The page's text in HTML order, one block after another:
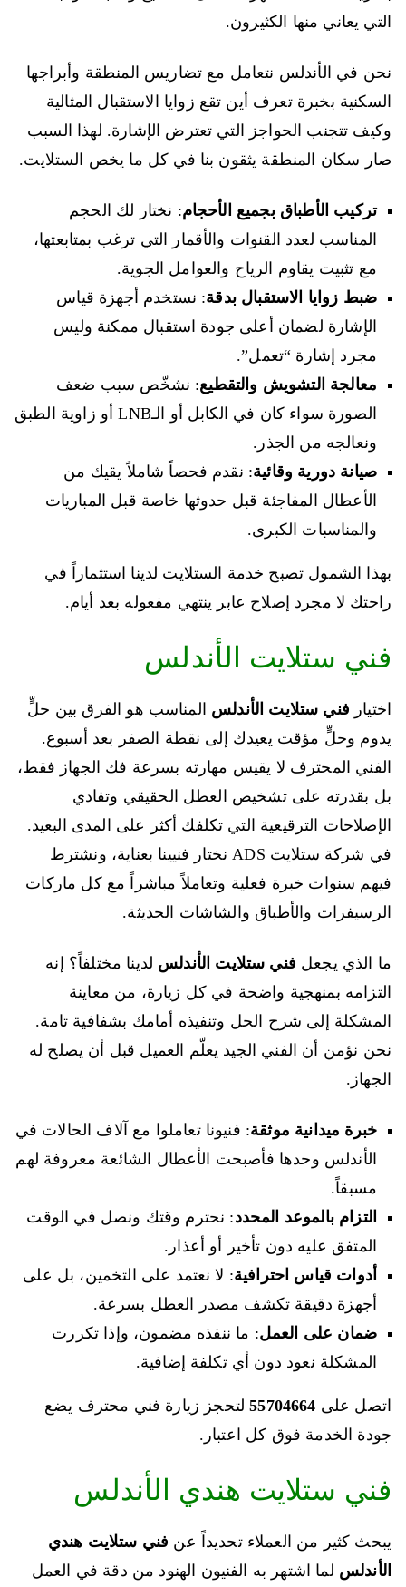
التي يعاني منها الكثيرون.
نحن في الأندلس نتعامل مع تضاريس المنطقة وأبراجها
السكنية بخبرة تعرف أين تقع زوايا الاستقبال المثالية
وكيف تتجنب الحواجز التي تعترض الإشارة. لهذا السبب
صار سكان المنطقة يثقون بنا في كل ما يخص الستلايت.
تركيب الأطباق بجميع الأحجام: نختار لك الحجم
المناسب لعدد القنوات والأقمار التي ترغب بمتابعتها،
مع تثبيت يقاوم الرياح والعوامل الجوية.
ضبط زوايا الاستقبال بدقة: نستخدم أجهزة قياس
الإشارة لضمان أعلى جودة استقبال ممكنة وليس
مجرد إشارة “تعمل”.
معالجة التشويش والتقطيع: نشخّص سبب ضعف
الصورة سواء كان في الكابل أو الـLNB أو زاوية الطبق
ونعالجه من الجذر.
صيانة دورية وقائية: نقدم فحصاً شاملاً يقيك من
الأعطال المفاجئة قبل حدوثها خاصة قبل المباريات
والمناسبات الكبرى.
بهذا الشمول تصبح خدمة الستلايت لدينا استثماراً في
راحتك لا مجرد إصلاح عابر ينتهي مفعوله بعد أيام.
فني ستلايت الأندلس
اختيار فني ستلايت الأندلس المناسب هو الفرق بين حلٍّ
يدوم وحلٍّ مؤقت يعيدك إلى نقطة الصفر بعد أسبوع.
الفني المحترف لا يقيس مهارته بسرعة فك الجهاز فقط،
بل بقدرته على تشخيص العطل الحقيقي وتفادي
الإصلاحات الترقيعية التي تكلفك أكثر على المدى البعيد.
في شركة ستلايت ADS نختار فنيينا بعناية، ونشترط
فيهم سنوات خبرة فعلية وتعاملاً مباشراً مع كل ماركات
الرسيفرات والأطباق والشاشات الحديثة.
ما الذي يجعل فني ستلايت الأندلس لدينا مختلفاً؟ إنه
التزامه بمنهجية واضحة في كل زيارة، من معاينة
المشكلة إلى شرح الحل وتنفيذه أمامك بشفافية تامة.
نحن نؤمن أن الفني الجيد يعلّم العميل قبل أن يصلح له
الجهاز.
خبرة ميدانية موثقة: فنيونا تعاملوا مع آلاف الحالات في
الأندلس وحدها فأصبحت الأعطال الشائعة معروفة لهم
مسبقاً.
التزام بالموعد المحدد: نحترم وقتك ونصل في الوقت
المتفق عليه دون تأخير أو أعذار.
أدوات قياس احترافية: لا نعتمد على التخمين، بل على
أجهزة دقيقة تكشف مصدر العطل بسرعة.
ضمان على العمل: ما ننفذه مضمون، وإذا تكررت
المشكلة نعود دون أي تكلفة إضافية.
اتصل على 55704664لتحجز زيارة فني محترف يضع
جودة الخدمة فوق كل اعتبار.
فني ستلايت هندي الأندلس
يبحث كثير من العملاء تحديداً عن فني ستلايت هندي
الأندلس لما اشتهر به الفنيون الهنود من دقة في العمل